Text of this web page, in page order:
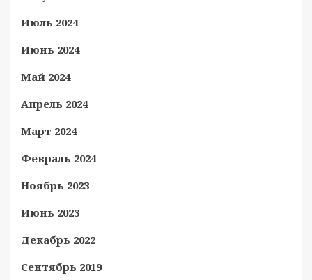
Июль 2024
Июнь 2024
Май 2024
Апрель 2024
Март 2024
Февраль 2024
Ноябрь 2023
Июнь 2023
Декабрь 2022
Сентябрь 2019